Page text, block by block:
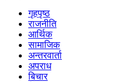
गृहपृष्ठ
राजनीति
आर्थिक
सामाजिक
अन्तरवार्ता
अपराध
बिचार